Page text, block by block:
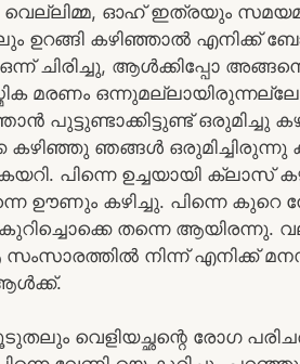
ഓഹ് ഇത്രയും
ഉറങ്ങി കഴിഞ്ഞാൽ എനിക്ക്
ചിരിച്ചു, ആൾക്കിപ്പോ
മരണം
പുട്ടുണ്ടാക്കിട്ടുണ്ട് ഒരുമിച്ചു
കഴിഞ്ഞു ഞങ്ങൾ
പിന്നെ ഉച്ചയായി ക്ലാസ്
ഊണും കഴിച്ചു. പിന്നെ കുറെ
തന്നെ ആയിരന്നു.
നിന്ന് എനിക്ക്
വെളിയച്ഛന്റെ രോഗ